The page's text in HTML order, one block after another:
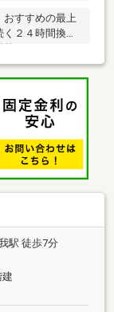
おすすめの最上
２４時間換気
る？蘇我駅徒歩
らずの宅配ＢＯ
勧めです。ち
なカウンターキ
ＬＤＫ。是非
駅 徒歩7分